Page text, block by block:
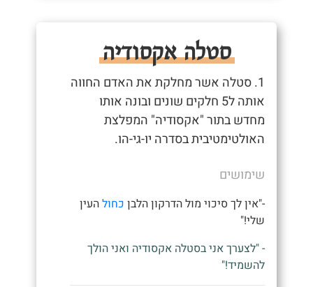
סטלה אקסודיה
1. סטלה אשר מחלקת את האדם החווה
אותה ל5 חלקים שונים ובונה אותו
מחדש בתור "אקסודיה" המפלצת
האולטימטיבית בסדרה יו-גי-הו.
שימושים
-"אין לך סיכוי מול הדרקון הלבן כחולהעין
שלי!"
- "לצערך אני בסטלה אקסודיה ואני הולך
להשמיד!"